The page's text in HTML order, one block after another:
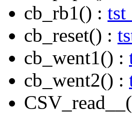
cb_rb1() :
cb_reset() :
cb_went1() :
cb_went2() :